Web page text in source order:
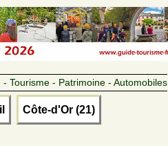
Tourisme - Patrimoine - Automobiles
Côte-d'Or (21)